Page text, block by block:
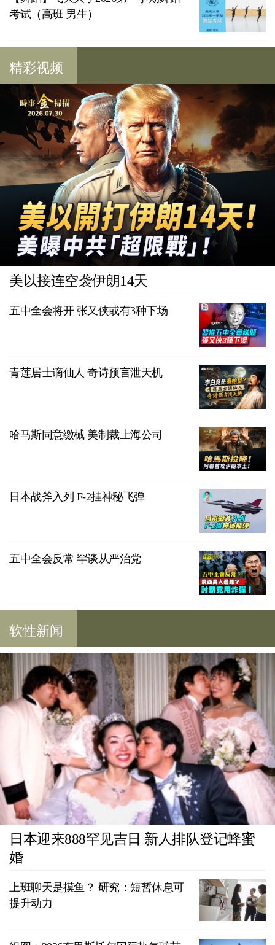
考试（高班 男生）
精彩视频
美以接连空袭伊朗14天
五中全会将开 张又侠或有3种下场
青莲居士谪仙人 奇诗预言泄天机
哈马斯同意缴械 美制裁上海公司
日本战斧入列 F-2挂神秘飞弹
五中全会反常 罕谈从严治党
软性新闻
日本迎来888罕见吉日 新人排队登记蜂蜜
婚
上班聊天是摸鱼？ 研究：短暂休息可
提升动力